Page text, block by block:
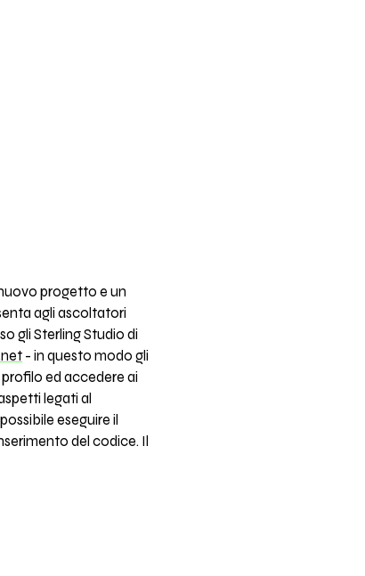
progetto e un
agli ascoltatori
gli Sterling Studio di
- in questo modo gli
ed accedere ai
legati al
eseguire il
del codice. Il